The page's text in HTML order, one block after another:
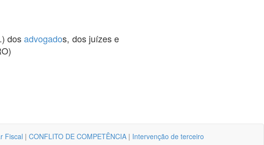
dosadvogados, dos juízes e
Fiscal | CONFLITO DE COMPETÊNCIA | Intervenção de terceiro